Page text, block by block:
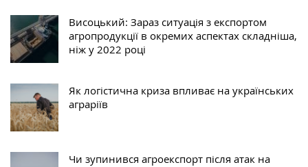
Висоцький: Зараз ситуація з експортом
агропродукції в окремих аспектах складніша,
ніж у 2022 році
Як логістична криза впливає на українських
аграріїв
Чи зупинився агроекспорт після атак на